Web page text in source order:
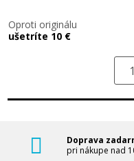
Oproti originálu
ušetríte 10 €
Doprava
pri nákupe nad